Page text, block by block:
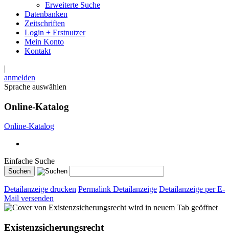
Erweiterte Suche
Datenbanken
Zeitschriften
Login + Erstnutzer
Mein Konto
Kontakt
|
anmelden
Sprache auswählen
Online-Katalog
Online-Katalog
Einfache Suche
Detailanzeige drucken Permalink Detailanzeige Detailanzeige per E-
Mail versenden
wird in neuem Tab geöffnet
Existenzsicherungsrecht